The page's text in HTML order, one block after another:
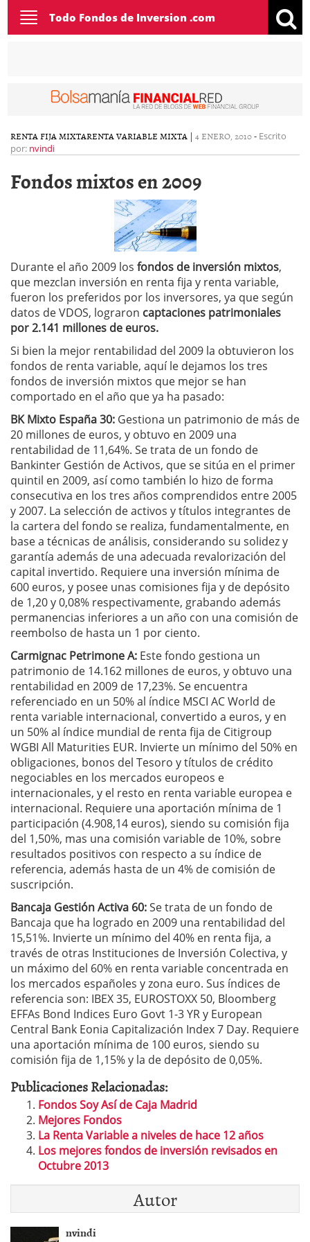
Toggle
navigation
Todo Fondos de Inversion .com
RENTA FIJA MIXTARENTA VARIABLE MIXTA | 4 ENERO, 2010- Escrito
por: nvindi
Fondos mixtos en 2009
Durante el año 2009 los fondos de inversión mixtos,
que mezclan inversión en renta fija y renta variable,
fueron los preferidos por los inversores, ya que según
datos de VDOS, lograron captaciones patrimoniales
por 2.141 millones de euros.
Si bien la mejor rentabilidad del 2009 la obtuvieron los
fondos de renta variable, aquí le dejamos los tres
fondos de inversión mixtos que mejor se han
comportado en el año que ya ha pasado:
BK Mixto España 30: Gestiona un patrimonio de más de
20 millones de euros, y obtuvo en 2009 una
rentabilidad de 11,64%. Se trata de un fondo de
Bankinter Gestión de Activos, que se sitúa en el primer
quintil en 2009, así como también lo hizo de forma
consecutiva en los tres años comprendidos entre 2005
y 2007. La selección de activos y títulos integrantes de
la cartera del fondo se realiza, fundamentalmente, en
base a técnicas de análisis, considerando su solidez y
garantía además de una adecuada revalorización del
capital invertido. Requiere una inversión mínima de
600 euros, y posee unas comisiones fija y de depósito
de 1,20 y 0,08% respectivamente, grabando además
permanencias inferiores a un año con una comisión de
reembolso de hasta un 1 por ciento.
Carmignac Petrimone A: Este fondo gestiona un
patrimonio de 14.162 millones de euros, y obtuvo una
rentabilidad en 2009 de 17,23%. Se encuentra
referenciado en un 50% al índice MSCI AC World de
renta variable internacional, convertido a euros, y en
un 50% al índice mundial de renta fija de Citigroup
WGBI All Maturities EUR. Invierte un mínimo del 50% en
obligaciones, bonos del Tesoro y títulos de crédito
negociables en los mercados europeos e
internacionales, y el resto en renta variable europea e
internacional. Requiere una aportación mínima de 1
participación (4.908,14 euros), siendo su comisión fija
del 1,50%, mas una comisión variable de 10%, sobre
resultados positivos con respecto a su índice de
referencia, además hasta de un 4% de comisión de
suscripción.
Bancaja Gestión Activa 60:Se trata de un fondo de
Bancaja que ha logrado en 2009 una rentabilidad del
15,51%. Invierte un mínimo del 40% en renta fija, a
través de otras Instituciones de Inversión Colectiva, y
un máximo del 60% en renta variable concentrada en
los mercados españoles y zona euro. Sus índices de
referencia son: IBEX 35, EUROSTOXX 50, Bloomberg
EFFAs Bond Indices Euro Govt 1-3 YR y European
Central Bank Eonia Capitalización Index 7 Day. Requiere
una aportación mínima de 100 euros, siendo su
comisión fija de 1,15% y la de depósito de 0,05%.
Publicaciones Relacionadas:
Fondos Soy Así de Caja Madrid
Mejores Fondos
La Renta Variable a niveles de hace 12 años
Los mejores fondos de inversión revisados en
Octubre 2013
Autor
nvindi